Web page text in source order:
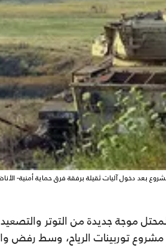
بعد دخول آليات ثقيلة برفقة فرق حماية أمنية-
موجة جديدة من التوتر
توربينات الرياح، وسط رفض